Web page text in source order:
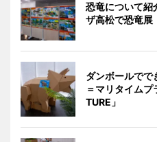
恐竜について紹
ザ高松で恐竜展
ダンボールでで
＝マリタイム
TURE」